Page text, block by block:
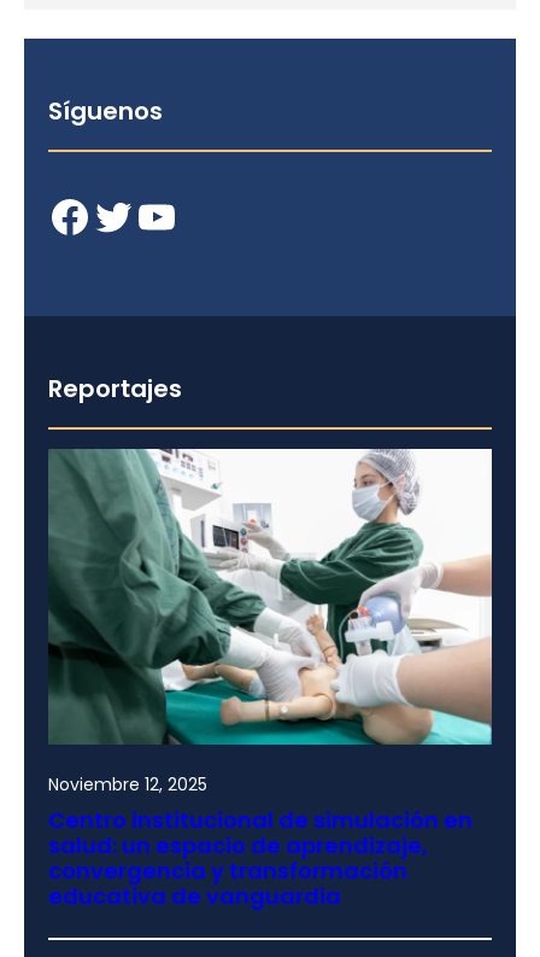
Síguenos
Facebook Twitter YouTube
Reportajes
Noviembre 12, 2025
Centro institucional de simulación en
salud: un espacio de aprendizaje,
convergencia y transformación
educativa de vanguardia